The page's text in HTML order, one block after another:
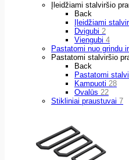
Įleidžiami stalviršio
Back
Įleidžiami
Dvigubi 2
Viengubi 4
Pastatomi nuo grindu
Pastatomi stalviršio
Back
Pastatomi
Kampuoti 28
Ovalūs 22
Stikliniai praustuvai 7